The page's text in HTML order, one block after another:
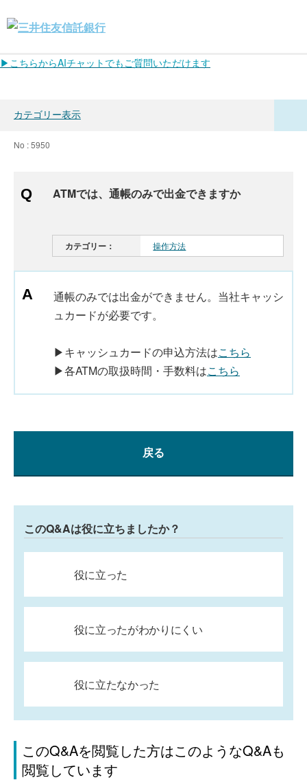
▶こちらからAIチャットでもご質問いただけます
カテゴリー表示
No : 5950
ATMでは、通帳のみで出金できますか
カテゴリー： 操作方法
通帳のみでは出金ができません。当社キャッシ
ュカードが必要です。
▶キャッシュカードの申込方法はこちら
▶各ATMの取扱時間・手数料はこちら
戻る
このQ&Aは役に立ちましたか？
役に立った
役に立ったがわかりにくい
役に立たなかった
このQ&Aを閲覧した方はこのようなQ&Aも
閲覧しています